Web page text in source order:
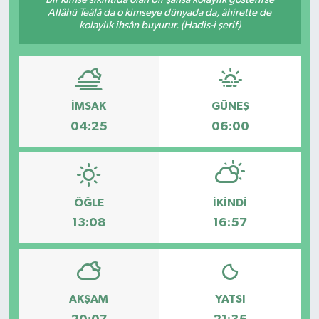
Allâhü Teâlâ da o kimseye dünyada da, âhirette de
kolaylık ihsân buyurur. (Hadis-i şerif)
İMSAK
04:25
GÜNEŞ
06:00
ÖĞLE
13:08
İKINDI
16:57
AKŞAM YATSI
Hakkari Haber
KADIN
KÜLTÜR SANAT
MAGAZİN
MAKALE
POLİTİKA
REKLAM
SAĞLIK